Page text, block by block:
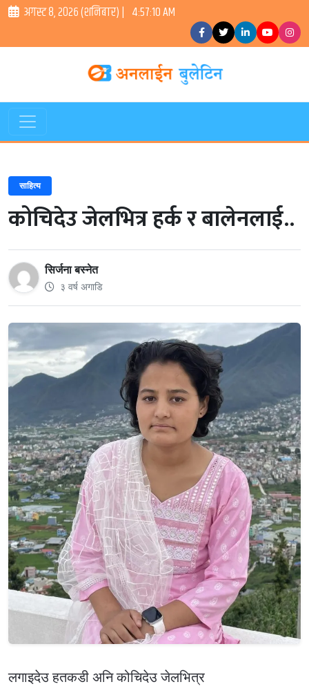
अगस्ट ८, २०२६ (शनिबार) | 4:57:11 AM
साहित्य
कोचिदेउ जेलभित्र हर्क र बालेनलाई..
सिर्जना बस्नेत
३ वर्ष अगाडि
लगाइदेउ हतकडी अनि कोचिदेउ जेलभित्र